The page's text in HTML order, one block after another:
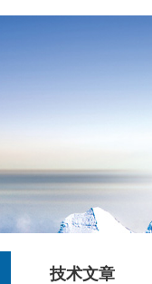
技术文章